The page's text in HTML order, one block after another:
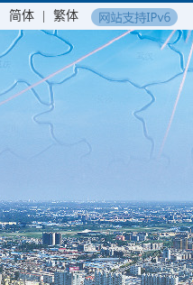
简体 繁体